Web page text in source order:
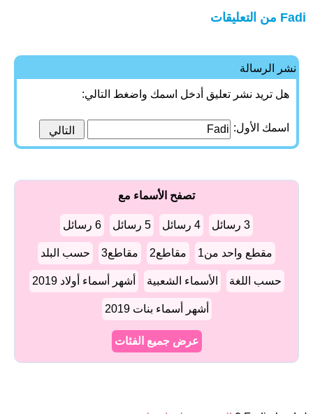
Fadi من التعليقات
نشر الرسالة
هل تريد نشر تعليق أدخل اسمك واضغط التالي:
اسمك الأول:
تصفح الأسماء مع
3 رسائل 4 رسائل 5 رسائل 6 رسائل
مقطع واحد من1 مقاطع2 مقاطع3 حسب البلد
حسب اللغة الأسماء الشعبية أشهر أسماء أولاد 2019
أشهر أسماء بنات 2019
عرض جميع الفئات